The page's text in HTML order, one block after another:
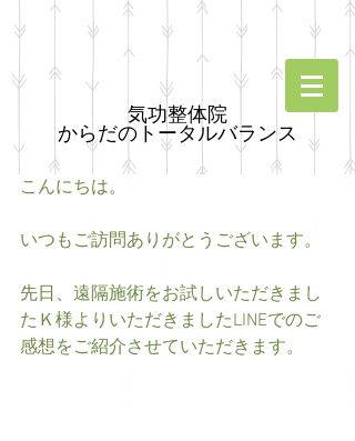
気功整体院
からだのトータルバランス
こんにちは。
いつもご訪問ありがとうございます。
先日、遠隔施術をお試しいただきまし
たＫ様よりいただきましたLINEでのご
感想をご紹介させていただきます。